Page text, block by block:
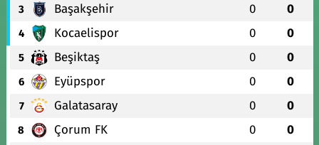
3 Başakşehir 0 0
4 Kocaelispor 0 0
5 Beşiktaş 0 0
6 Eyüpspor 0 0
7 Galatasaray 0 0
8 Çorum FK 0 0